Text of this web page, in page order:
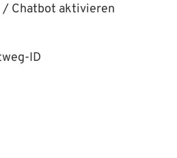
/ Chatbot aktivieren
ID